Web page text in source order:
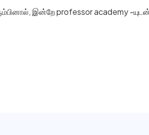
இன்றே professor academy -